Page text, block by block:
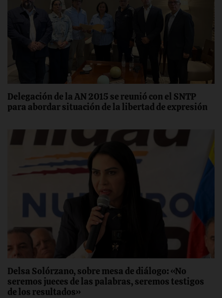
Delegación de la AN 2015 se reunió con el SNTP
para abordar situación de la libertad de expresión
Delsa Solórzano, sobre mesa de diálogo: «No
seremos jueces de las palabras, seremos testigos
de los resultados»